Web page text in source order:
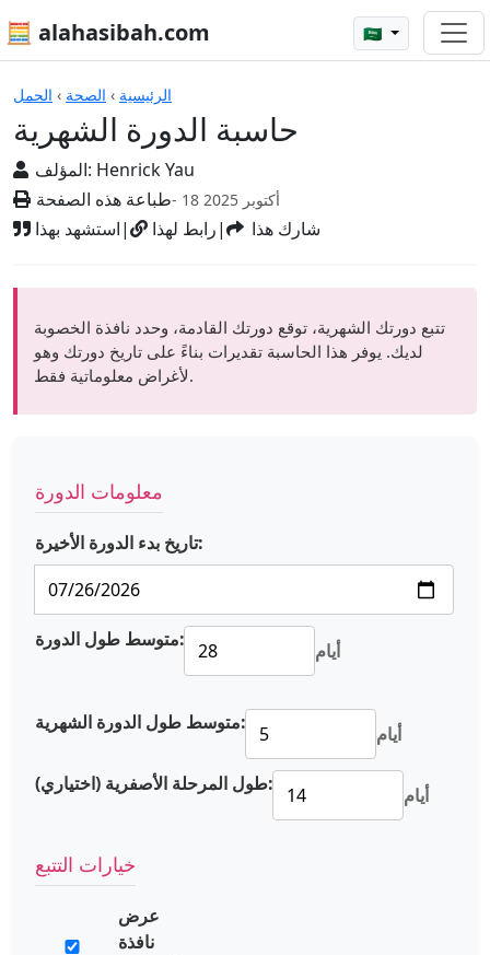
🧮 alahasibah.com 🇸🇦
الرئيسية › الصحة › الحمل
حاسبة الدورة الشهرية
المؤلف: Henrick Yau
طباعة هذه الصفحة
- 18 أكتوبر 2025
استشهد بهذا| رابط لهذا| شارك هذا
الآلات الحاسبة
تتبع دورتك الشهرية، توقع دورتك القادمة، وحدد نافذة الخصوبة
لديك. يوفر هذا الحاسبة تقديرات بناءً على تاريخ دورتك وهو
لأغراض معلوماتية فقط.
معلومات الدورة
تاريخ بدء الدورة الأخيرة:
متوسط طول الدورة: أيام
متوسط طول الدورة الشهرية: أيام
طول المرحلة الأصفرية (اختياري): أيام
خيارات التتبع
عرض
نافذة